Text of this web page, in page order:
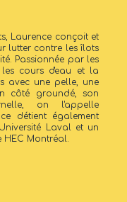
Laurence conçoit et
lutter contre les îlots
Passionnée par les
cours d'eau et la
avec une pelle, une
côté groundé, son
on l'appelle
détient également
Laval et un
HEC Montréal.